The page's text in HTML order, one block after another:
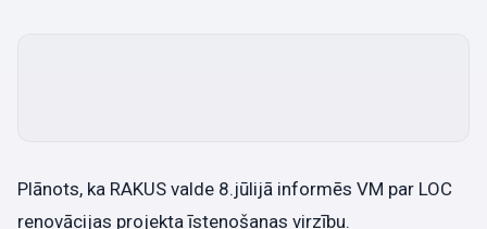
Plānots, ka RAKUS valde 8.jūlijā informēs VM par LOC
renovācijas projekta īstenošanas virzību.